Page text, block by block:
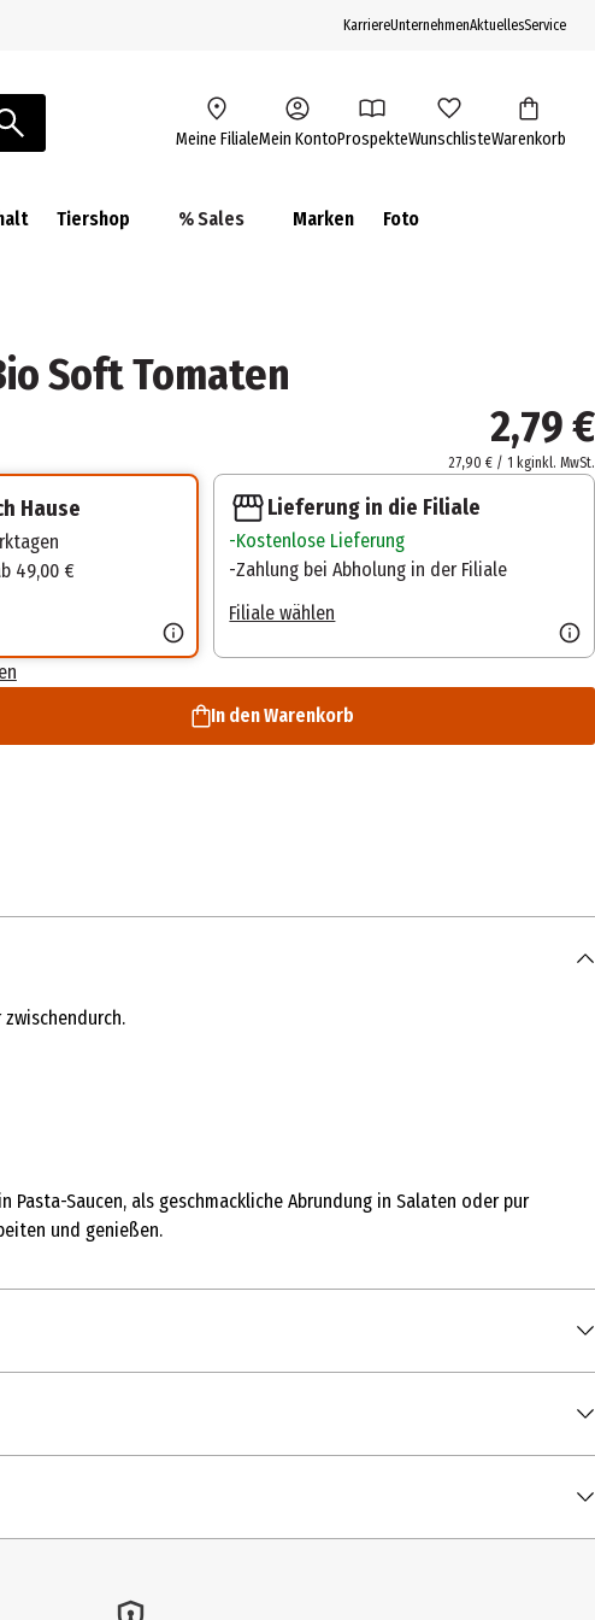
KarriereUnternehmenAktuellesService
Meine FilialeMein KontoProspekteWunschlisteWarenkorb
Tiershop % Sales Marken Foto
Soft Tomaten
2,79 €
27,90 € / 1 kginkl. MwSt.
Hause
49,00 €
Lieferung in die Filiale
Kostenlose Lieferung
Zahlung bei Abholung in der Filiale
Filiale wählen
In den Warenkorb
Saucen, als geschmackliche Abrundung in Salaten oder pur
und genießen.
123 kcal / 515 kJ